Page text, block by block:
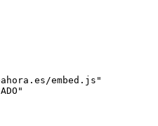
embed.js"